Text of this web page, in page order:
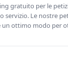
gratuito per le
servizio. Le nostre
un ottimo modo per